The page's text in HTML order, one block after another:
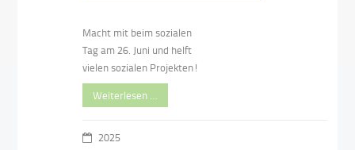
Macht mit beim sozialen
Tag am 26. Juni und helft
vielen sozialen Projekten!
Weiterlesen …
2025